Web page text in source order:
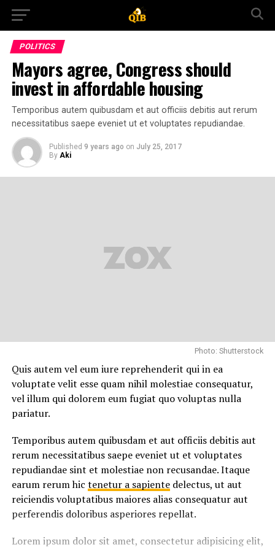
POLITICS
Mayors agree, Congress should
invest in affordable housing
Temporibus autem quibusdam et aut officiis debitis aut rerum
necessitatibus saepe eveniet ut et voluptates repudiandae.
Published 9 years ago on July 25, 2017
By Aki
Photo: Shutterstock
Quis autem vel eum iure reprehenderit qui in ea
voluptate velit esse quam nihil molestiae consequatur,
vel illum qui dolorem eum fugiat quo voluptas nulla
pariatur.
Temporibus autem quibusdam et aut officiis debitis aut
rerum necessitatibus saepe eveniet ut et voluptates
repudiandae sint et molestiae non recusandae. Itaque
earum rerum hic tenetur a sapientedelectus, ut aut
reiciendis voluptatibus maiores alias consequatur aut
perferendis doloribus asperiores repellat.
Lorem ipsum dolor sit amet, consectetur adipisicing elit,